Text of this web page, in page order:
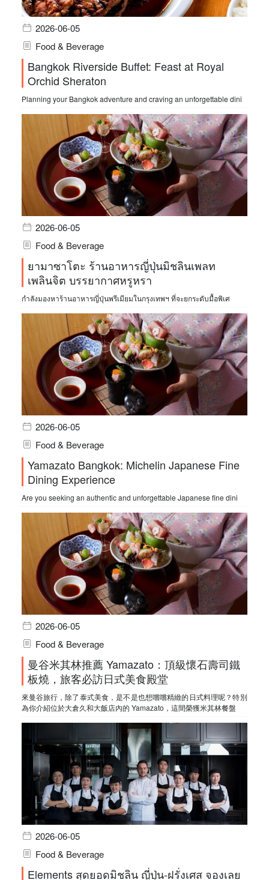
2026-06-05
Food & Beverage
Bangkok Riverside Buffet: Feast at Royal
Orchid Sheraton
Planning your Bangkok adventure and craving an unforgettable dini
2026-06-05
Food & Beverage
ยามาซาโตะ ร้านอาหารญี่ปุ่นมิชลินเพลท
เพลินจิต บรรยากาศหรูหรา
กำลังมองหาร้านอาหารญี่ปุ่นพรีเมียมในกรุงเทพฯ ที่จะยกระดับมื้อพิเศ
2026-06-05
Food & Beverage
Yamazato Bangkok: Michelin Japanese Fine
Dining Experience
Are you seeking an authentic and unforgettable Japanese fine dini
2026-06-05
Food & Beverage
曼谷米其林推薦 Yamazato：頂級懷石壽司鐵
板燒，旅客必訪日式美食殿堂
來曼谷旅行，除了泰式美食，是不是也想嚐嚐精緻的日式料理呢？特別
為你介紹位於大倉久和大飯店內的 Yamazato，這間榮獲米其林餐盤
2026-06-05
Food & Beverage
Elements สุดยอดมิชลิน ญี่ปุ่น-ฝรั่งเศส จองเลย